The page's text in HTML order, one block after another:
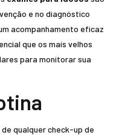
e no diagnóstico
acompanhamento eficaz
que os mais velhos
para monitorar sua
qualquer check-up de